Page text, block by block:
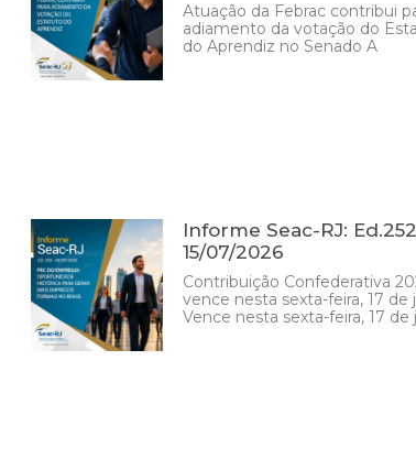
Atuação da Febrac contribui
adiamento da votação do
do Aprendiz no Senado A
Informe Seac-RJ:
15/07/2026
Contribuição Confederativa
vence nesta sexta-feira, 17 de
Vence nesta sexta-feira, 17 de